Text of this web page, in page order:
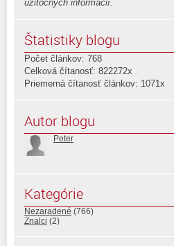
užitočných informácií.
Štatistiky blogu
Počet článkov: 768
Celková čítanosť: 822272x
Priemerná čítanosť článkov: 1071x
Autor blogu
Peter
Kategórie
Nezaradené (766)
Znalci (2)